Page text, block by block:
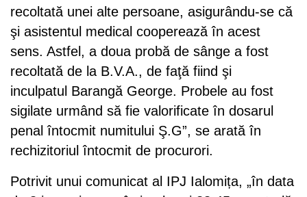
recoltată unei alte persoane, asigurându-se că
şi asistentul medical cooperează în acest
sens. Astfel, a doua probă de sânge a fost
recoltată de la B.V.A., de faţă fiind şi
inculpatul Barangă George. Probele au fost
sigilate urmând să fie valorificate în dosarul
penal întocmit numitului Ş.G”, se arată în
rechizitoriul întocmit de procurori.
Potrivit unui comunicat al IPJ Ialomița, „în data